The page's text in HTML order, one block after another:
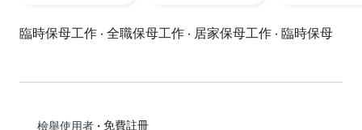
臨時保母工作 · 全職保母工作 · 居家保母工作 · 臨時保母
檢舉使用者• 免費註冊